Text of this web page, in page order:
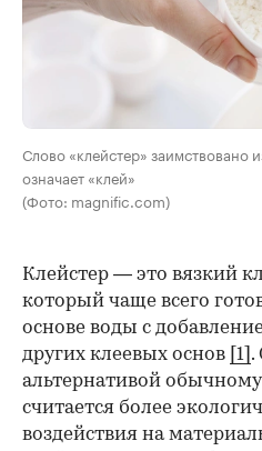
Слово «клейстер» заимствовано
означает «клей»
(Фото: magnific.com)
Клейстер — это вязкий
который чаще всего
основе воды с
других клеевых основ [1] .
альтернативой
считается более
воздействия на